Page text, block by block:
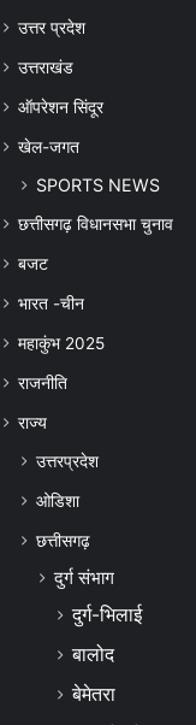
उत्तर प्रदेश
उत्तराखंड
ऑपरेशन सिंदूर
खेल-जगत
SPORTS NEWS
छत्तीसगढ़ विधानसभा चुनाव
बजट
भारत -चीन
महाकुंभ 2025
राजनीति
राज्य
उत्तरप्रदेश
ओडिशा
छत्तीसगढ़
दुर्ग संभाग
दुर्ग-भिलाई
बालोद
बेमेतरा